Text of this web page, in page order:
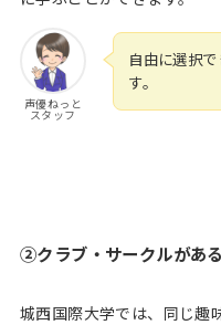
声優ねっと
スタッフ
自由に選択
す。
②クラブ・サークルがある
城西国際大学では、同じ趣